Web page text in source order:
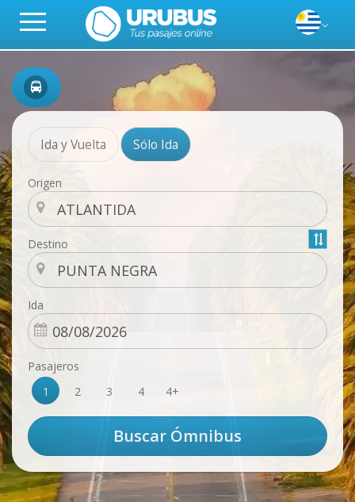
Ida y Vuelta Sólo Ida
Origen
Destino
Ida
Pasajeros
1
2 3 4 4+